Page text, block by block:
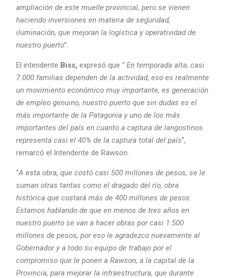
ampliación de este muelle provincial, pero se vienen
haciendo inversiones en materia de seguridad,
iluminación, que mejoran la logística y operatividad de
nuestro puerto”.
El intendente Biss, expresó que “ En temporada alta, casi
7.000 familias dependen de la actividad, eso es realmente
un movimiento económico muy importante, es generación
de empleo genuino, nuestro puerto que sin dudas es el
más importante de la Patagonia y uno de los más
importantes del país en cuanto a captura de langostinos
representa casi el 40% de la captura total del país”,
remarcó el Intendente de Rawson.
“A esta obra, que costó casi 500 millones de pesos, se le
suman otras tantas como el dragado del río, obra
histórica que costará más de 400 millones de pesos.
Estamos hablando de que en menos de tres años en
nuestro puerto se van a hacer obras por casi 1.500
millones de pesos, por eso le agradezco nuevamente al
Gobernador y a todo su equipo de trabajo por el
compromiso que le ponen a Rawson, a la capital de la
Provincia, para mejorar la infraestructura, que durante